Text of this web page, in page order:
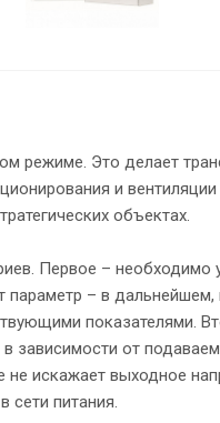
режиме. Это делает
и
объектах.
Первое –
параметр – в
показателями.
зависимости от
искажает выходное
сети питания.